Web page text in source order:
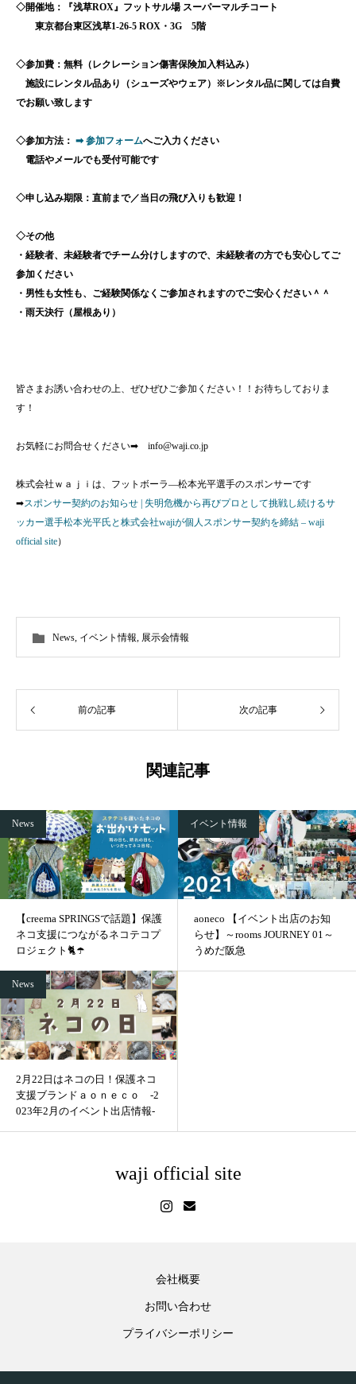
◇開催地：『浅草ROX』フットサル場 スーパーマルチコート
東京都台東区浅草1-26-5 ROX・3G 5階
◇参加費：無料（レクレーション傷害保険加入料込み）
施設にレンタル品あり（シューズやウェア）※レンタル品に関しては自費
でお願い致します
◇参加方法： ➡ 参加フォームへご入力ください
電話やメールでも受付可能です
◇申し込み期限：直前まで／当日の飛び入りも歓迎！
◇その他
・経験者、未経験者でチーム分けしますので、未経験者の方でも安心してご
参加ください
・男性も女性も、ご経験関係なくご参加されますのでご安心ください＾＾
・雨天決行（屋根あり）
皆さまお誘い合わせの上、ぜひぜひご参加ください！！お待ちしておりま
す！
お気軽にお問合せください➡ info@waji.co.jp
株式会社ｗａｊｉは、フットボーラ―松本光平選手のスポンサーです
➡スポンサー契約のお知らせ | 失明危機から再びプロとして挑戦し続けるサ
ッカー選手松本光平氏と株式会社wajiが個人スポンサー契約を締結 – waji
official site）
News イベント情報 展示会情報
前の記事 次の記事
関連記事
News
【creema SPRINGSで話題】保護
ネコ支援につながるネコテコプ
ロジェクト🐈☂️
イベント情報
aoneco 【イベント出店のお知
らせ】～rooms JOURNEY 01～
うめだ阪急
News
2月22日はネコの日！保護ネコ
支援ブランドａｏｎｅｃｏ -2
023年2月のイベント出店情報-
waji official site
会社概要
お問い合わせ
プライバシーポリシー